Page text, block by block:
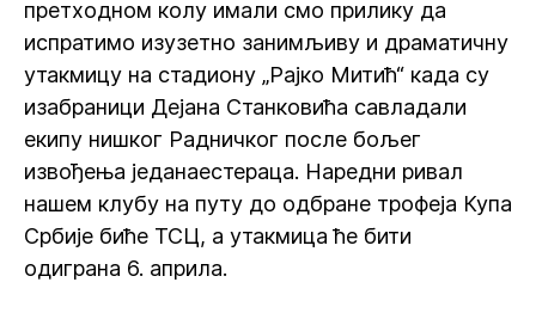
претходном колу имали смо прилику да
испратимо изузетно занимљиву и драматичну
утакмицу на стадиону „Рајко Митић“ када су
изабраници Дејана Станковића савладали
екипу нишког Радничког после бољег
извођења једанаестераца. Наредни ривал
нашем клубу на путу до одбране трофеја Купа
Србије биће ТСЦ, а утакмица ће бити
одиграна 6. априла.